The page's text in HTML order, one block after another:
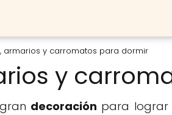
armarios y carromatos para dormir
y
decoración para lograr